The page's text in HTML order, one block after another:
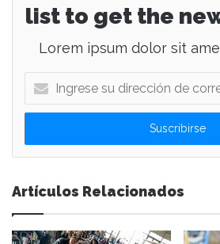
list to get the
Lorem ipsum dolor sit
g
e
s
u
d
Artículos Relacionados